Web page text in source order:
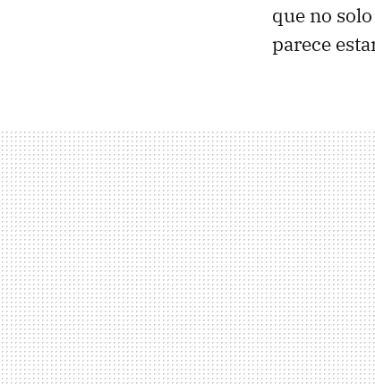
que no
parece